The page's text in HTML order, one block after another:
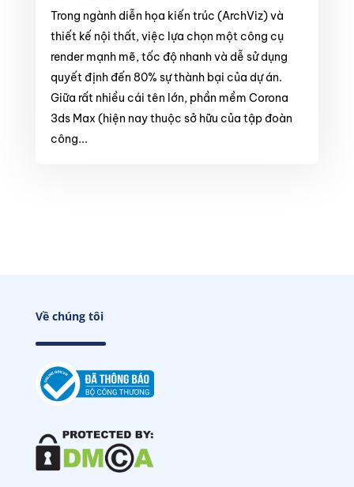
Trong ngành diễn họa kiến trúc (ArchViz) và
thiết kế nội thất, việc lựa chọn một công cụ
render mạnh mẽ, tốc độ nhanh và dễ sử dụng
quyết định đến 80% sự thành bại của dự án.
Giữa rất nhiều cái tên lớn, phần mềm Corona
3ds Max (hiện nay thuộc sở hữu của tập đoàn
công...
Về chúng tôi